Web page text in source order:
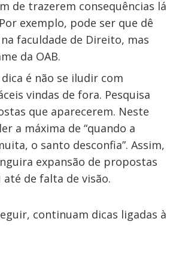
de trazerem consequências lá
exemplo, pode ser que dê
faculdade de Direito, mas
da OAB.
é não se iludir com
vindas de fora. Pesquisa
que aparecerem. Neste
a máxima de “quando a
o santo desconfia”. Assim,
expansão de propostas
de falta de visão.
continuam dicas ligadas à